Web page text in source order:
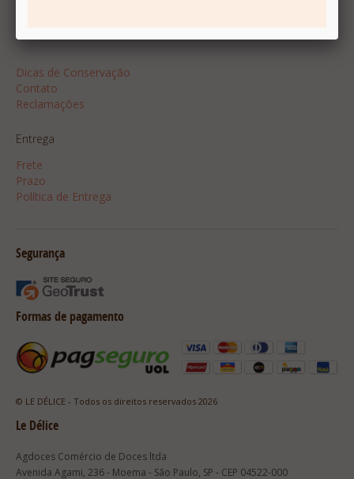
Dicas de Conservação
Contato
Reclamações
Entrega
Frete
Prazo
Política de Entrega
Segurança
Formas de pagamento
© LE DÉLICE - Todos os direitos reservados 2026
Le Délice
Agdoces Comércio de Doces ltda
Avenida Agami, 236 - Moema - São Paulo, SP - CEP 04522-000